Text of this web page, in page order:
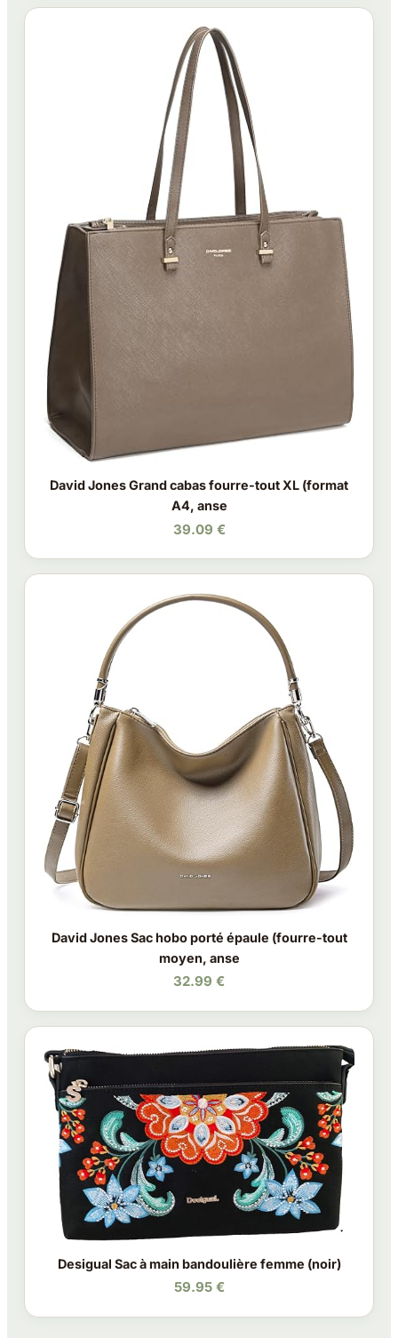
David Jones Grand cabas fourre-tout XL (format
A4, anse
39.09 €
David Jones Sac hobo porté épaule (fourre-tout
moyen, anse
32.99 €
Desigual Sac à main bandoulière femme (noir)
59.95 €